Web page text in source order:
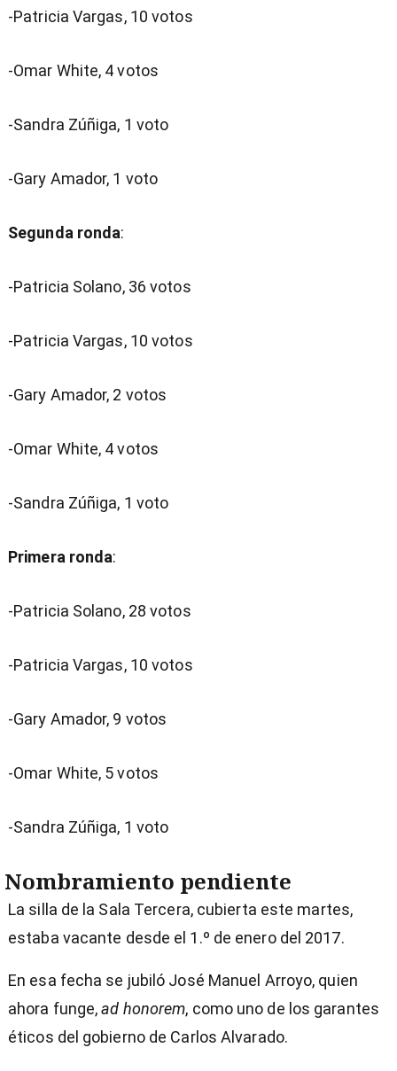
-Patricia Vargas, 10 votos
-Omar White, 4 votos
-Sandra Zúñiga, 1 voto
-Gary Amador, 1 voto
Segunda ronda:
-Patricia Solano, 36 votos
-Patricia Vargas, 10 votos
-Gary Amador, 2 votos
-Omar White, 4 votos
-Sandra Zúñiga, 1 voto
Primera ronda:
-Patricia Solano, 28 votos
-Patricia Vargas, 10 votos
-Gary Amador, 9 votos
-Omar White, 5 votos
-Sandra Zúñiga, 1 voto
Nombramiento pendiente
La silla de la Sala Tercera, cubierta este martes,
estaba vacante desde el 1.º de enero del 2017.
En esa fecha se jubiló José Manuel Arroyo, quien
ahora funge,ad honorem, como uno de los garantes
éticos del gobierno de Carlos Alvarado.